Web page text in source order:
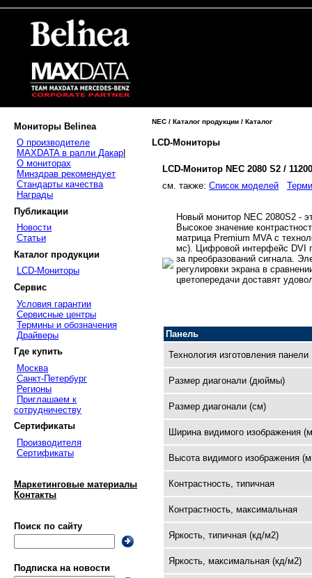
Мониторы Belinea
О производителе
MAXDATA в ралли Дакар
О мониторах
Минздрав рекомендует
Стандарты качества
Награды
Публикации
Новости
Статьи
Каталог продукции
LCD-Мониторы
Сервис
Условия гарантии
Сервисные центры
Термины и обозначения
Драйверы
Где купить
Москва
Санкт-Петербург
Регионы
Приглашаем к
сотрудничеству
Сертификаты
Производителя
Сертификаты
Маркетинговые материалы
Контакты
Поиск по сайту
Подписка на новости
NEC / Каталог продукции / Каталог
LCD-Мониторы
LCD-Монитор NEC 2080 S2 /
cм. также: Список моделей
Новый монитор NEC 2080S2 -
Высокое значение
матрица Premium MVA с
мс). Цифровой интерфейс DVI
за преобразований сигнала.
регулировки экрана в
цветопередачи доставят
Панель
Технология изготовления панели
Размер диагонали (дюймы)
Размер диагонали (см)
Ширина видимого изображения
Высота видимого изображения
Контрастность, типичная
Контрастность, максимальная
Яркость, типичная (кд/м2)
Яркость, максимальная (кд/м2)